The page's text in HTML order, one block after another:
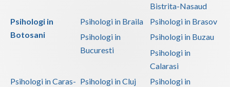
Bistrita-Nasaud
Psihologi in
Botosani
Psihologi in Braila
Psihologi in Brasov
Psihologi in
Bucuresti
Psihologi in Buzau
Psihologi in
Calarasi
Psihologi in Caras- Psihologi in Cluj
Psihologi in